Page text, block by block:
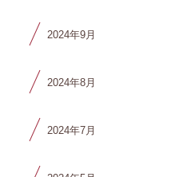
2024年9月
2024年8月
2024年7月